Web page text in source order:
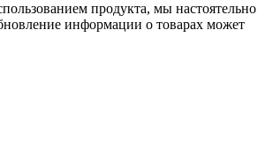
продукта, мы настоятельно
информации о товарах может